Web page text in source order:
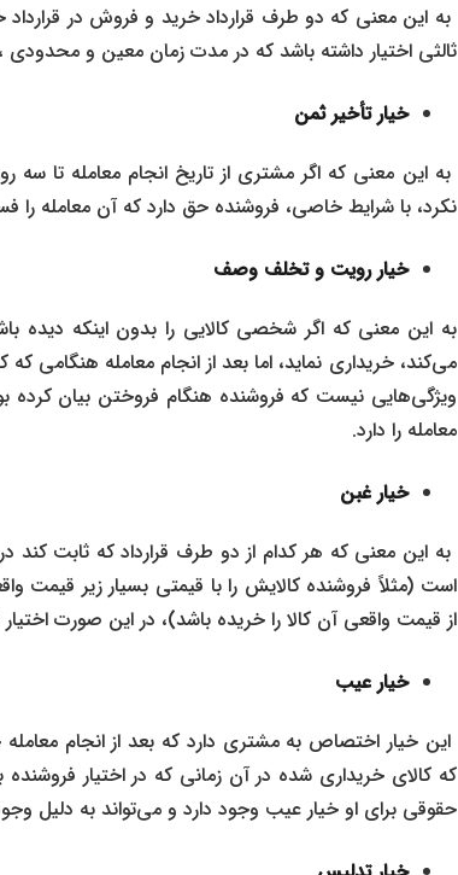
به این معنی که دو طرف قرارداد خرید و فروش در
ثالثی اختیار داشته باشد که در مدت زمان معین و محدودی
خیار تأخیر ثمن
به این معنی که اگر مشتری از تاریخ انجام معامله تا
نکرد، با شرایط خاصی، فروشنده حق دارد که آن معامله
خیار رویت و تخلف وصف
به این معنی که اگر شخصی کالایی را بدون اینکه دیده
می‌کند، خریداری نماید، اما بعد از انجام معامله هنگامی
ویژگی‌هایی نیست که فروشنده هنگام فروختن بیان
معامله را دارد.
خیار غبن
به این معنی که هر کدام از دو طرف قرارداد که ثابت
است (مثلاً فروشنده کالایش را با قیمتی بسیار زیر قیمت
از قیمت واقعی آن کالا را خریده باشد)، در این صورت
خیار عیب
این خیار اختصاص به مشتری دارد که بعد از انجام
که کالای خریداری شده در آن زمانی که در اختیار
حقوقی برای او خیار عیب وجود دارد و می‌تواند به دلیل